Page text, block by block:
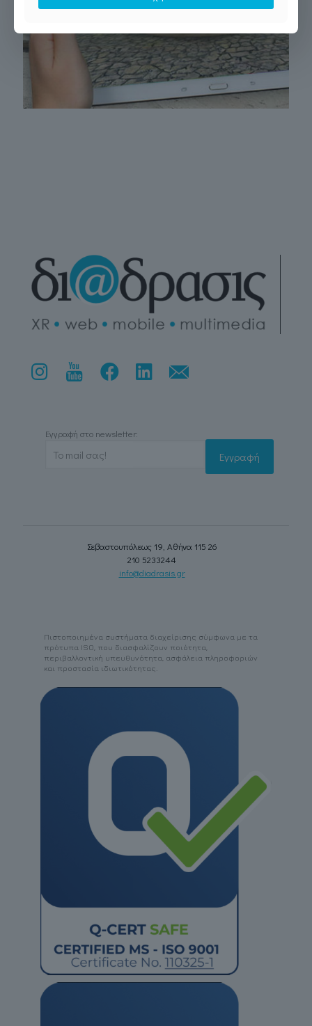
Εγγραφή στο newsletter:
Σεβαστουπόλεως 19, Αθήνα 115 26
210 5233244
info@diadrasis.gr
Πιστοποιημένα συστήματα διαχείρισης σύμφωνα με τα
πρότυπα ISO, που διασφαλίζουν ποιότητα,
περιβαλλοντική υπευθυνότητα, ασφάλεια πληροφοριών
και προστασία ιδιωτικότητας.